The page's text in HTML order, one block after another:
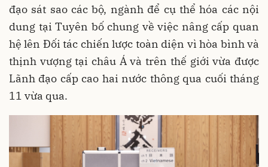
đạo sát sao các bộ, ngành để cụ thể hóa các nội
dung tại Tuyên bố chung về việc nâng cấp quan
hệ lên Đối tác chiến lược toàn diện vì hòa bình và
thịnh vượng tại châu Á và trên thế giới vừa được
Lãnh đạo cấp cao hai nước thông qua cuối tháng
11 vừa qua.